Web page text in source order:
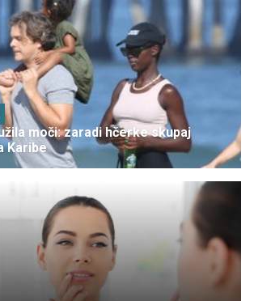
moči: zaradi hčerke skupaj
Karibe